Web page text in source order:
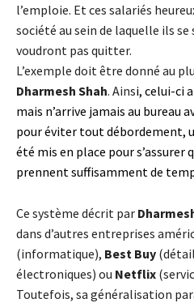
l’emploie. Et ces salariés
société au sein de laquelle ils
voudront pas quitter.
L’exemple doit être donné au
Dharmesh Shah. Ainsi, celui-ci
mais n’arrive jamais au bureau
pour éviter tout débordement,
été mis en place pour s’assurer
prennent suffisamment de
Ce système décrit par
dans d’autres entreprises
(informatique), Best Buy
électroniques) ou Netflix
Toutefois, sa généralisation